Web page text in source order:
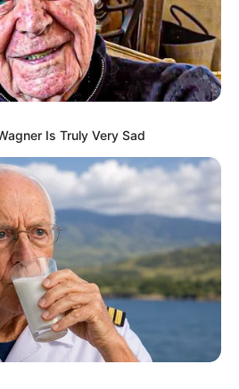
Is Truly Very Sad